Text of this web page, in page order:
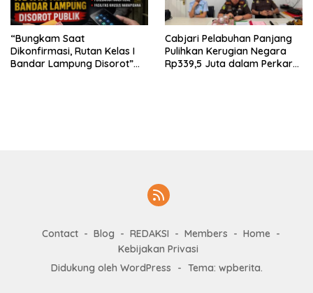
“Bungkam Saat
Dikonfirmasi, Rutan Kelas I
Bandar Lampung Disorot”
Cabjari Pelabuhan Panjang
Pulihkan Kerugian Negara
Rp339,5 Juta dalam Perkara
Contact Blog REDAKSI Members
Home
Kebijakan Privasi
Didukung oleh WordPress
- Tema: wpberita.